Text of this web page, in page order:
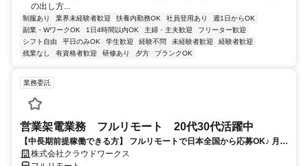
の出し方...
制服あり 業界未経験者歓迎 扶養内勤務OK 社員登用あり
週1日からOK
副業・WワークOK
1日4時間以内OK 主婦・主夫歓迎
フリーター歓迎
シフト自由
平日のみOK 学生歓迎 経験不問 未経験者歓迎
経験者歓迎
残業なし
有資格者歓迎 研修あり 夕方 ブランクOK
業務委託
営業架電業務 フルリモート 20代30代活躍中
【中長期前提稼働できる方】 フルリモートで日本全国から応募OK♪ 月稼
働40時間で安定収入！
株式会社クラウドワークス